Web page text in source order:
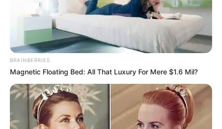
BRAINBERRIES
Magnetic Floating Bed: All That Luxury For Mere $1.6 Mil?